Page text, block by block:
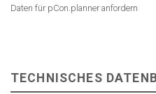
Daten für pCon.planner anfordern
TECHNISCHES